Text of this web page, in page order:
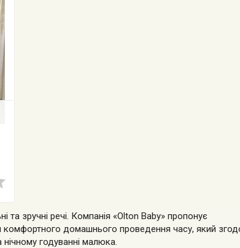
та зручні речі. Компанія «Olton Baby» пропонує
комфортного домашнього проведення часу, який
годуванні малюка.